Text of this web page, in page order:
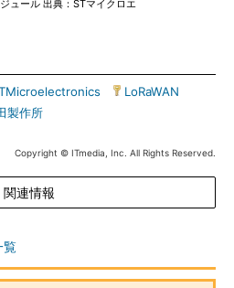
ュール 出典：STマイクロエ
LoRaWAN
製作所
Copyright © ITmedia, Inc. All Rights Reserved.
関連情報
覧